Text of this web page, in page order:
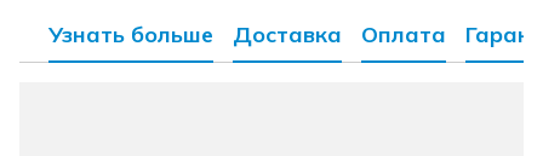
Узнать больше Доставка Оплата